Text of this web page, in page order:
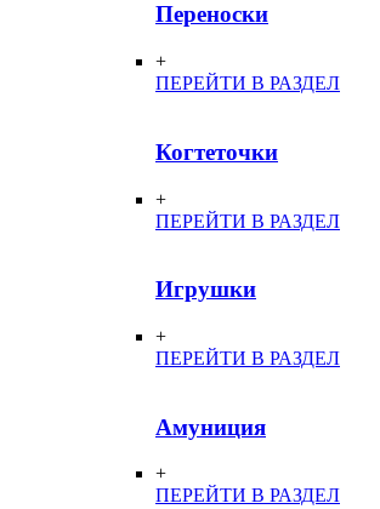
Переноски
+
ПЕРЕЙТИ В РАЗДЕЛ
Когтеточки
+
ПЕРЕЙТИ В РАЗДЕЛ
Игрушки
+
ПЕРЕЙТИ В РАЗДЕЛ
Амуниция
+
ПЕРЕЙТИ В РАЗДЕЛ